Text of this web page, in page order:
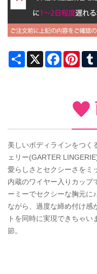
Share X Facebook
美しいボディラインをつく
ェリー(GARTER
愛らしさとセクシーさをミ
内蔵のワイヤー入りカップ
ーミーでセクシーな胸元に
ながら、過度な締め付け感
トを同時に実現できちゃ
節。